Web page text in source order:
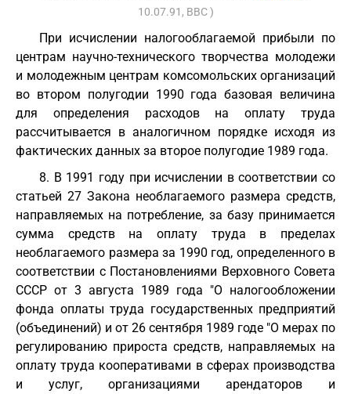
10.07.91, ВВС )
При исчислении налогооблагаемой прибыли по
центрам научно-технического творчества молодежи
и молодежным центрам комсомольских организаций
во втором полугодии 1990 года базовая величина
для определения расходов на оплату труда
рассчитывается в аналогичном порядке исходя из
фактических данных за второе полугодие 1989 года.
8. В 1991 году при исчислении в соответствии со
статьей 27 Закона необлагаемого размера средств,
направляемых на потребление, за базу принимается
сумма средств на оплату труда в пределах
необлагаемого размера за 1990 год, определенного в
соответствии с Постановлениями Верховного Совета
СССР от 3 августа 1989 года "О налогообложении
фонда оплаты труда государственных предприятий
(объединений) и от 26 сентября 1989 годе "О мерах по
регулированию прироста средств, направляемых на
оплату труда кооперативами в сферах производства
и услуг, организациями арендаторов и